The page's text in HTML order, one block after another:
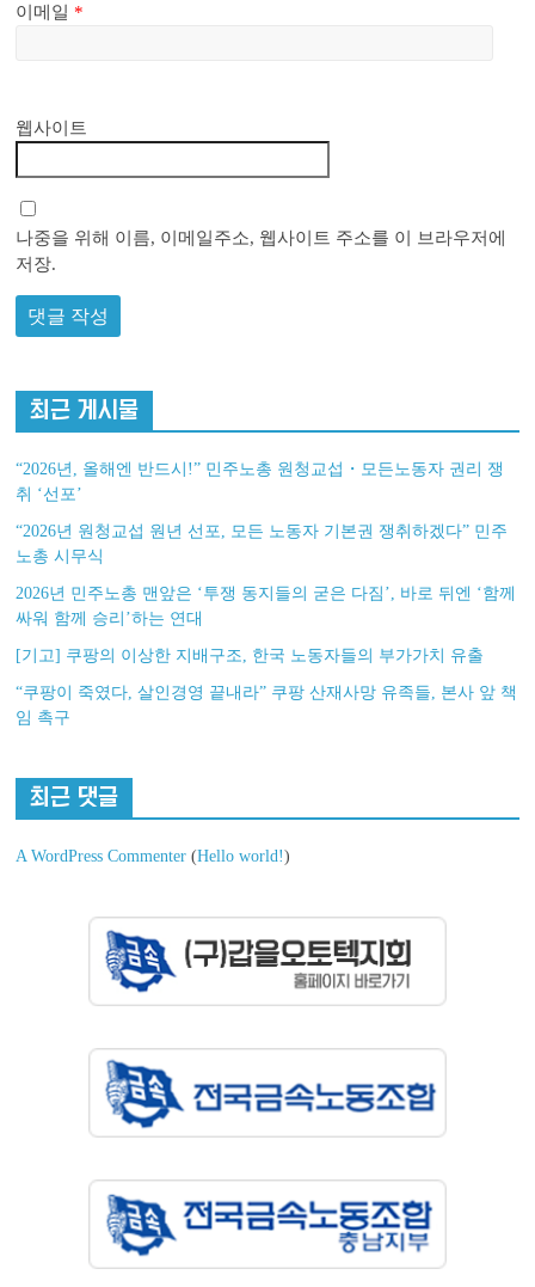
이메일 *
웹사이트
나중을 위해 이름, 이메일주소, 웹사이트 주소를 이 브라우저에
저장.
최근 게시물
“2026년, 올해엔 반드시!” 민주노총 원청교섭・모든노동자 권리 쟁
취 ‘선포’
“2026년 원청교섭 원년 선포, 모든 노동자 기본권 쟁취하겠다” 민주
노총 시무식
2026년 민주노총 맨앞은 ‘투쟁 동지들의 굳은 다짐’, 바로 뒤엔 ‘함께
싸워 함께 승리’하는 연대
[기고] 쿠팡의 이상한 지배구조, 한국 노동자들의 부가가치 유출
“쿠팡이 죽였다, 살인경영 끝내라” 쿠팡 산재사망 유족들, 본사 앞 책
임 촉구
최근 댓글
A WordPress Commenter (Hello world!)